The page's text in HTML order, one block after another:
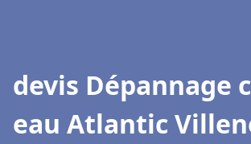
devis Dépannage
eau Atlantic